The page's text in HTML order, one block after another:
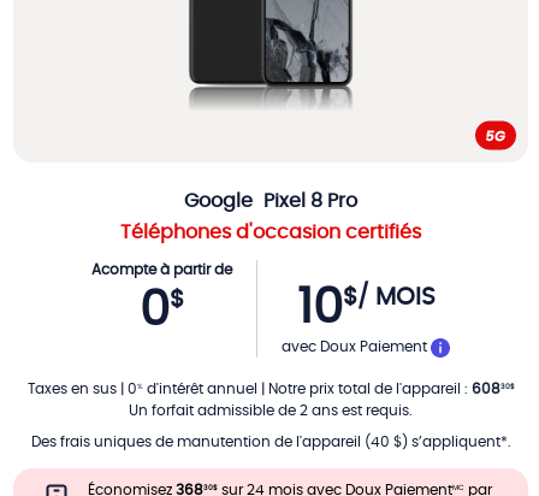
Google
Pixel 8 Pro
Téléphones d'occasion certifiés
Acompte à partir de
0$ 10$/ MOIS
PAR MOIS
avec Doux Paiement
Taxes en sus| 0% d'intérêt annuel Notre prix total de l'appareil : 60830$
Un forfait admissible de 2 ans est requis.
Des frais uniques de manutention de l'appareil (40 $) s’appliquent*.
Économisez 36830$ sur 24 mois avec Doux PaiementMC
par